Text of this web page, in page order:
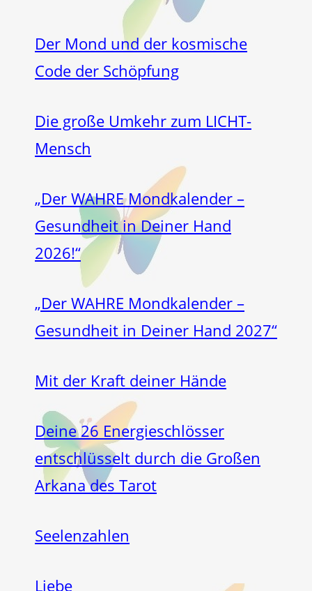
Der Mond und der kosmische
Code der Schöpfung
Die große Umkehr zum LICHT-
Mensch
„Der WAHRE Mondkalender –
Gesundheit in Deiner Hand
2026!“
„Der WAHRE Mondkalender –
Gesundheit in Deiner Hand 2027“
Mit der Kraft deiner Hände
Deine 26 Energieschlösser
entschlüsselt durch die Großen
Arkana des Tarot
Seelenzahlen
Liebe